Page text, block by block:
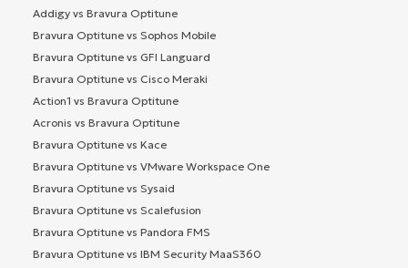
Addigy vs Bravura Optitune
Bravura Optitune vs Sophos Mobile
Bravura Optitune vs GFI Languard
Bravura Optitune vs Cisco Meraki
Action1 vs Bravura Optitune
Acronis vs Bravura Optitune
Bravura Optitune vs Kace
Bravura Optitune vs VMware Workspace One
Bravura Optitune vs Sysaid
Bravura Optitune vs Scalefusion
Bravura Optitune vs Pandora FMS
Bravura Optitune vs IBM Security MaaS360